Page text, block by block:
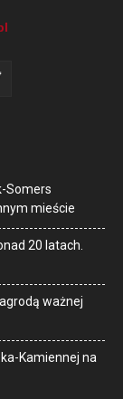
Somers
mieście
20 latach.
ważnej
Kamiennej na